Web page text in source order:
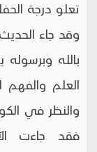
تعلو درجة
وقد جاء الحديث
بالله وبرسوله
العلم والفهم
والنظر في
فقد جاءت